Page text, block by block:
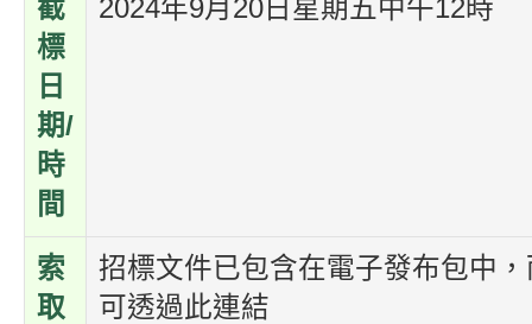
截
標
日
期/
時
間
2024年9月20日星期五中午12時
索
取
招標文件已包含在電子發布包中
可透過此連結